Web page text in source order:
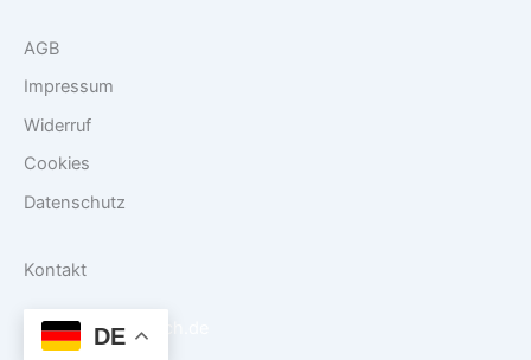
AGB
Impressum
Widerruf
Cookies
Datenschutz
Kontakt
info@danf-tech.de
DE